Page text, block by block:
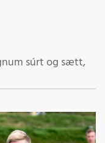
súrt og sætt,